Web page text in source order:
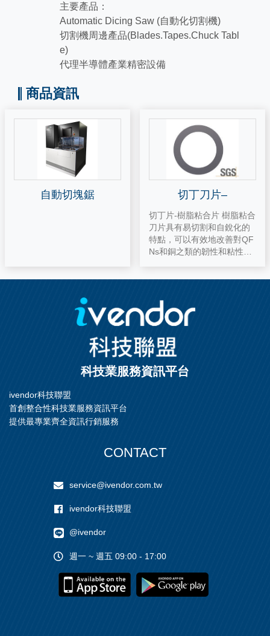
主要產品：
Automatic Dicing Saw (自動化切割機)
切割機周邊產品(Blades.Tapes.Chuck Tabl
e)
代理半導體產業精密設備
商品資訊
自動切塊鋸 切丁刀片–
切丁片-樹脂粘合片 樹脂粘合
刀片具有易切割和自銳化的
特點，可以有效地改善對QF
Ns和銅之類的韌性和粘性材
延展性和膠粘材料上的污
跡。 改善硬質和脆性材料的
碎屑，進給速度和刀片壽
命。 超薄刀片（超過50u
m） 應用領域 QFN，用於CI
S模塊和光學器件的玻璃，陶
瓷，用於光纖通信的石英，
科技業服務資訊平台
ivendor科技聯盟
首創整合性科技業服務資訊平台
提供最專業齊全資訊行銷服務
CONTACT
service@ivendor.com.tw
ivendor科技聯盟
@ivendor
週一 ~ 週五 09:00 - 17:00